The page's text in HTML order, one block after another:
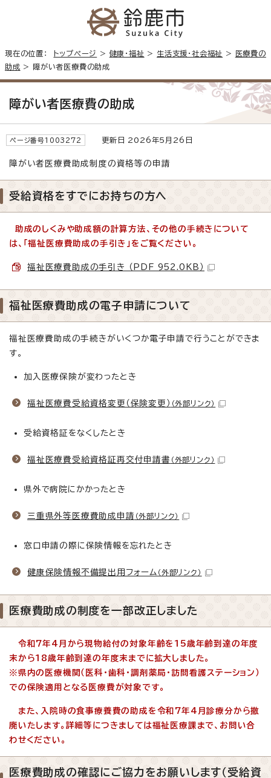
現在の位置： トップページ > 健康・福祉 > 生活支援・社会福祉 >
医療費の
助成 > 障がい者医療費の助成
障がい者医療費の助成
ページ番号1003272 更新日 2026年5月26日
障がい者医療費助成制度の資格等の申請
受給資格をすでにお持ちの方へ
助成のしくみや助成額の計算方法、その他の手続きについて
は、「福祉医療費助成の手引き」をご覧ください。
福祉医療費助成の手引き （PDF 952.0KB）
福祉医療費助成の電子申請について
福祉医療費助成の手続きがいくつか電子申請で行うことができま
す。
加入医療保険が変わったとき
福祉医療費受給資格変更（保険変更） （外部リンク）
受給資格証をなくしたとき
福祉医療費受給資格証再交付申請書 （外部リンク）
県外で病院にかかったとき
三重県外等医療費助成申請 （外部リンク）
窓口申請の際に保険情報を忘れたとき
健康保険情報不備提出用フォーム （外部リンク）
医療費助成の制度を一部改正しました
令和7年4月から現物給付の対象年齢を15歳年齢到達の年度
末から18歳年齢到達の年度末までに拡大しました。
※県内の医療機関（医科・歯科・調剤薬局・訪問看護ステーション）
での保険適用となる医療費が対象です。
また、入院時の食事療養費の助成を令和7年4月診療分から撤
廃いたします。詳細等につきましては福祉医療課まで、お問い合
わせください。
医療費助成の確認にご協力をお願いします（受給資